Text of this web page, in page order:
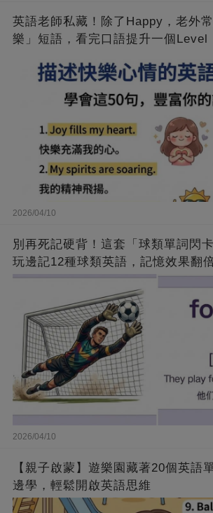
英語老師私藏！除了Happy，老外
樂」短語，看完口語提升一個Level
2026/04/10
別再死記硬背！這套「球類單詞閃
玩邊記12種球類英語，記憶效果翻
2026/04/10
【親子啟蒙】遊樂園藏著20個英語
邊學，輕鬆開啟英語思維